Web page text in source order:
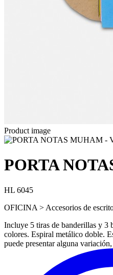
Product image
PORTA
HL 6045
OFICINA > Accesorios de
Incluye 5 tiras de banderillas y 3
colores. Espiral metálico doble.
puede presentar alguna